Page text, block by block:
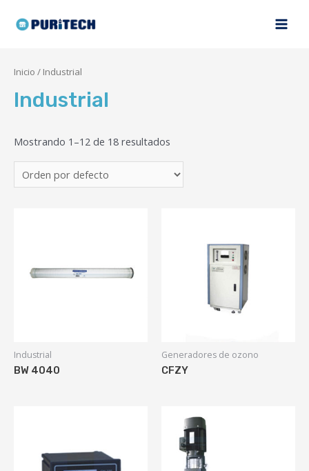
Inicio / Industrial
Industrial
Mostrando 1–12 de 18 resultados
Industrial
BW 4040
Generadores de ozono
CFZY